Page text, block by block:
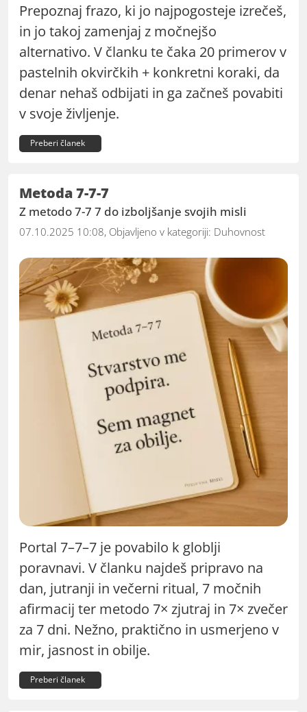
Prepoznaj frazo, ki jo najpogosteje izrečeš,
in jo takoj zamenjaj z močnejšo
alternativo. V članku te čaka 20 primerov v
pastelnih okvirčkih + konkretni koraki, da
denar nehaš odbijati in ga začneš povabiti
v svoje življenje.
Preberi članek
Metoda 7-7-7
Z metodo 7-7 7 do izboljšanje svojih misli
07.10.2025 10:08, Objavljeno v kategoriji: Duhovnost
Portal 7–7–7 je povabilo k globlji
poravnavi. V članku najdeš pripravo na
dan, jutranji in večerni ritual, 7 močnih
afirmacij ter metodo 7× zjutraj in 7× zvečer
za 7 dni. Nežno, praktično in usmerjeno v
mir, jasnost in obilje.
Preberi članek